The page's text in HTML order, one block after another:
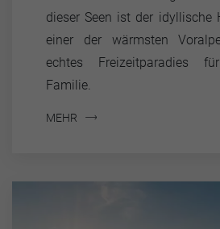
dieser Seen ist der idyllische
einer der wärmsten
echtes Freizeitparadies
Familie.
MEHR